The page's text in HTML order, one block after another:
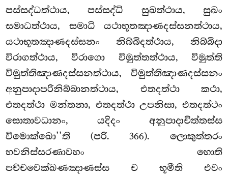
පස්සද්ධත්ථාය, පස්සද්ධි සුඛත්ථාය, සුඛං
සමාධත්ථාය, සමාධි යථාභූතඤාණදස්සනත්ථාය,
යථාභූතඤාණදස්සනං නිබ්බිදත්ථාය, නිබ්බිදා
විරාගත්ථාය, විරාගො විමුත්තත්ථාය, විමුත්ති
විමුත්තිඤාණදස්සනත්ථාය, විමුත්තිඤාණදස්සනං
අනුපාදාපරිනිබ්බානත්ථාය, එතදත්ථා කථා,
එතදත්ථා මන්තනා, එතදත්ථා උපනිසා, එතදත්ථං
සොතාවධානං, යදිදං අනුපාදාචිත්තස්ස
විමොක්ඛො’’ති (පරි. 366). ලොකුත්තරං
භවනිස්සරණාවහං හොති
පච්චවෙක්ඛණඤාණස්ස ච භූමීති එවං